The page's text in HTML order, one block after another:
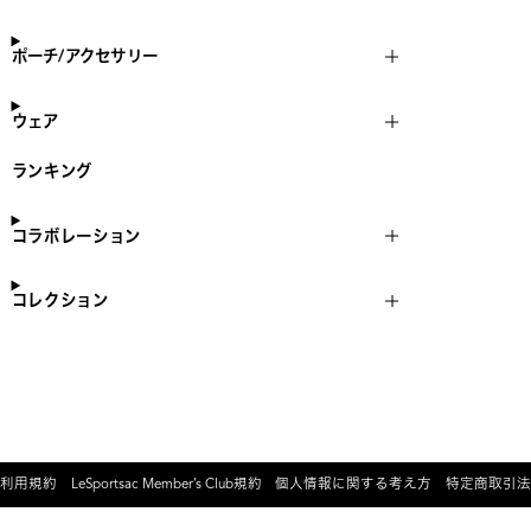
ポーチ/アクセサリー
ウェア
ランキング
コラボレーション
コレクション
利用規約 LeSportsac Member’s Club規約 個人情報に関する考え方 特定商取引